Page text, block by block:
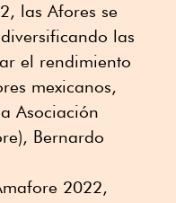
las Afores se
las
el rendimiento
mexicanos,
Asociación
Bernardo
2022,